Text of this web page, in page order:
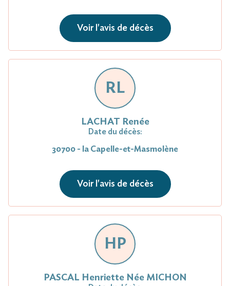
Voir l'avis de décès
RL
LACHAT Renée
Date du décès:
30700 - la Capelle-et-Masmolène
Voir l'avis de décès
HP
PASCAL Henriette Née MICHON